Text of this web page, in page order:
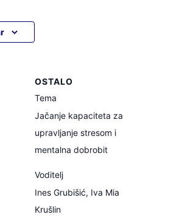
OSTALO
Tema
Jačanje kapaciteta za
upravljanje stresom i
mentalna dobrobit
Voditelj
Ines Grubišić, Iva Mia
Krušlin